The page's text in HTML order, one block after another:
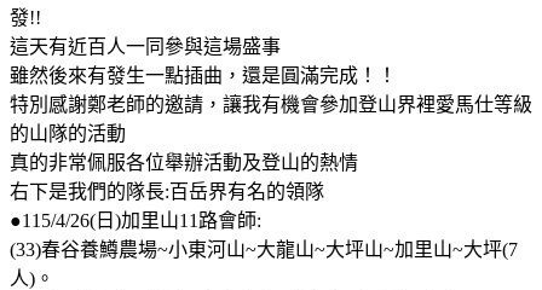
發!!
這天有近百人一同參與這場盛事
雖然後來有發生一點插曲，還是圓滿完成！！
特別感謝鄭老師的邀請，讓我有機會參加登山界裡愛馬仕等級
的山隊的活動
真的非常佩服各位舉辦活動及登山的熱情
右下是我們的隊長:百岳界有名的領隊
●115/4/26(日)加里山11路會師:
(33)春谷養鱒農場~小東河山~大龍山~大坪山~加里山~大坪(7
人)。